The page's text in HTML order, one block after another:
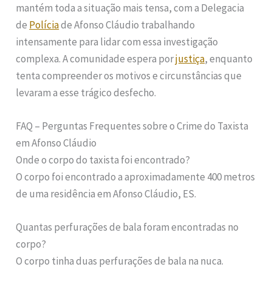
mantém toda a situação mais tensa, com a Delegacia
de Políciade Afonso Cláudio trabalhando
intensamente para lidar com essa investigação
complexa. A comunidade espera porjustiça, enquanto
tenta compreender os motivos e circunstâncias que
levaram a esse trágico desfecho.
FAQ – Perguntas Frequentes sobre o Crime do Taxista
em Afonso Cláudio
Onde o corpo do taxista foi encontrado?
O corpo foi encontrado a aproximadamente 400 metros
de uma residência em Afonso Cláudio, ES.
Quantas perfurações de bala foram encontradas no
corpo?
O corpo tinha duas perfurações de bala na nuca.